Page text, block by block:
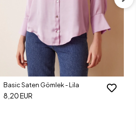
Basic Saten Gömlek - Lila
8,20 EUR